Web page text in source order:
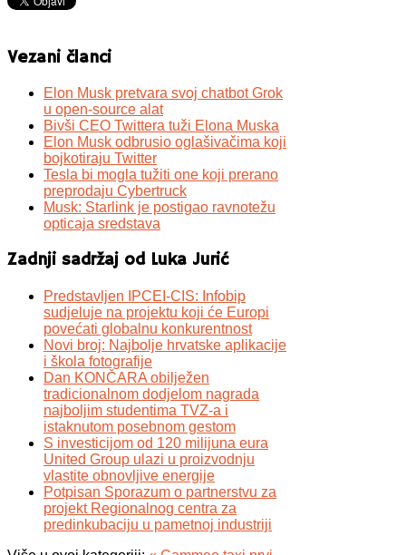
Vezani članci
Elon Musk pretvara svoj chatbot Grok
u open-source alat
Bivši CEO Twittera tuži Elona Muska
Elon Musk odbrusio oglašivačima koji
bojkotiraju Twitter
Tesla bi mogla tužiti one koji prerano
preprodaju Cybertruck
Musk: Starlink je postigao ravnotežu
opticaja sredstava
Zadnji sadržaj od Luka Jurić
Predstavljen IPCEI-CIS: Infobip
sudjeluje na projektu koji će Europi
povećati globalnu konkurentnost
Novi broj: Najbolje hrvatske aplikacije
i škola fotografije
Dan KONČARA obilježen
tradicionalnom dodjelom nagrada
najboljim studentima TVZ-a i
istaknutom posebnom gestom
S investicijom od 120 milijuna eura
United Group ulazi u proizvodnju
vlastite obnovljive energije
Potpisan Sporazum o partnerstvu za
projekt Regionalnog centra za
predinkubaciju u pametnoj industriji